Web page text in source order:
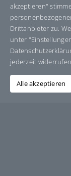
Facebook
X
Über den
akzeptieren"
Drittanbieter zu.
unter
jederzeit
Alle akzeptieren